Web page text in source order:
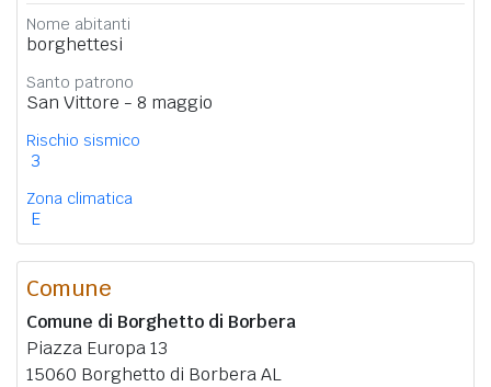
Nome abitanti
borghettesi
Santo patrono
San Vittore - 8 maggio
Rischio sismico
3
Zona climatica
E
Comune
Comune di Borghetto di Borbera
Piazza Europa 13
15060 Borghetto di Borbera AL